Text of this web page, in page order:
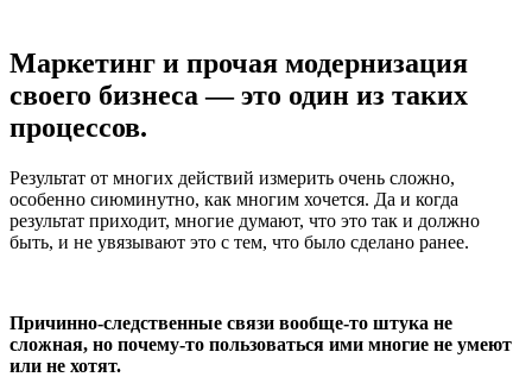
Маркетинг и прочая модернизация
своего бизнеса — это один из таких
процессов.
Результат от многих действий измерить очень сложно,
особенно сиюминутно, как многим хочется. Да и когда
результат приходит, многие думают, что это так и должно
быть, и не увязывают это с тем, что было сделано ранее.
Причинно-следственные связи вообще-то штука не
сложная, но почему-то пользоваться ими многие не умеют
или не хотят.